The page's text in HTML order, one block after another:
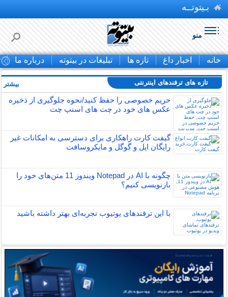
بـیتوتــه
منو
خانه اخبار داغ تازه ها تبلیغات در بیتوته درباره ما
تازه های ترفندهای اینترنتی
حریم خصوصی را حفظ کنید/نحوه جلوگیری از ذخیره
عکس های خود در چت های اسنپ چت
گیفت کارت راهکاری برای دسترسی به امکانات غیر
رایگان اپل و گوگل و مایکروسافت
چگونه با AI در Notepad ویندوز 11 متن‌های خود را
بازنویسی کنیم؟
با این ترفندهای یوتیوب تجربه‌ای بهتر داشته باشید
بیشتر